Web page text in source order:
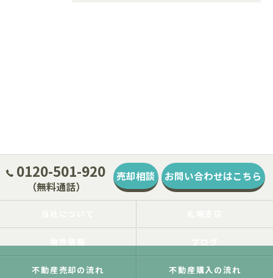
0120-501-920
（無料通話）
売却相談 お問い合わせはこちら
不動産売却の流れ 不動産購入の流れ